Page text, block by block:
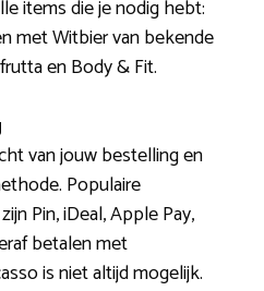
items die je nodig hebt:
met Witbier van bekende
en Body & Fit.
van jouw bestelling en
Populaire
Pin, iDeal, Apple Pay,
betalen met
is niet altijd mogelijk.